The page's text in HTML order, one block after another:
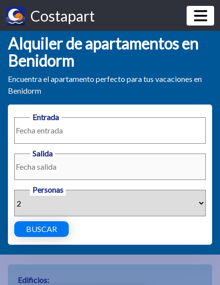
Costapart
Alquiler de apartamentos en
Benidorm
Encuentra el apartamento perfecto para tus vacaciones en
Benidorm
Entrada
Salida
Personas
BUSCAR
Edificios: